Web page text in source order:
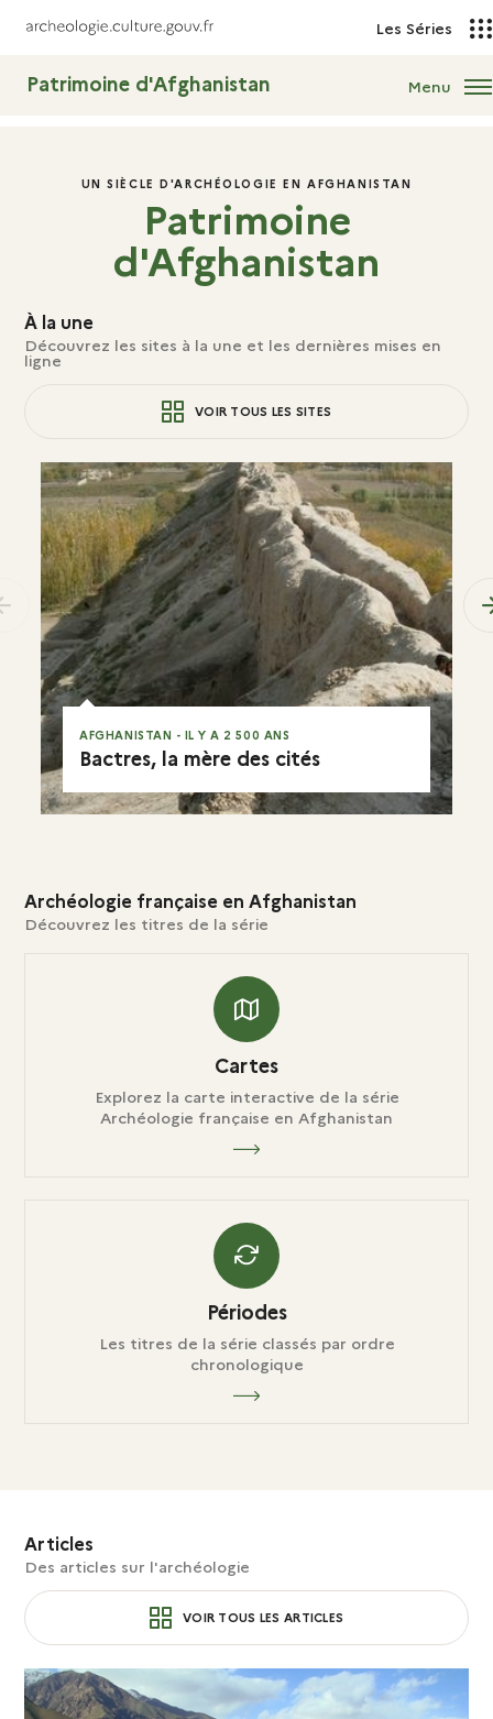
Les Séries
Patrimoine d'Afghanistan Menu
UN SIÈCLE D'ARCHÉOLOGIE EN AFGHANISTAN
Patrimoine
d'Afghanistan
À la une
Découvrez les sites à la une et les dernières mises en
ligne
VOIR TOUS LES SITES
previous
Bactres, la mère des cités
AFGHANISTAN - IL Y A 2 500 ANS
EN RÉSUMÉ
Archéologie française en Afghanistan
Découvrez les titres de la série
Cartes
Explorez la carte interactive de la série
Archéologie française en Afghanistan
Périodes
Les titres de la série classés par ordre
chronologique
Articles
Des articles sur l'archéologie
VOIR TOUS LES ARTICLES